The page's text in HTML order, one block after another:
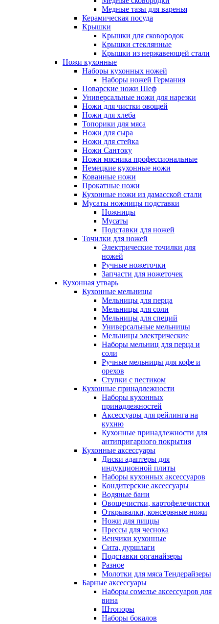
Медные тазы для варенья
Керамическая посуда
Крышки
Крышки для сковородок
Крышки стеклянные
Крышки из нержавеющей стали
Ножи кухонные
Наборы кухонных ножей
Наборы ножей Германия
Поварские ножи Шеф
Универсальные ножи для нарезки
Ножи для чистки овощей
Ножи для хлеба
Топорики для мяса
Ножи для сыра
Ножи для стейка
Ножи Сантоку
Ножи мясника профессиональные
Немецкие кухонные ножи
Кованные ножи
Прокатные ножи
Кухонные ножи из дамасской стали
Мусаты ножницы подставки
Ножницы
Мусаты
Подставки для ножей
Точилки для ножей
Электрические точилки для
ножей
Ручные ножеточки
Запчасти для ножеточек
Кухонная утварь
Кухонные мельницы
Мельницы для перца
Мельницы для соли
Мельницы для специй
Универсальные мельницы
Мельницы электрические
Наборы мельниц для перца и
соли
Ручные мельницы для кофе и
орехов
Ступки с пестиком
Кухонные принадлежности
Наборы кухонных
принадлежностей
Аксессуары для рейлинга на
кухню
Кухонные принадлежности для
антипригарного покрытия
Кухонные аксессуары
Диски адаптеры для
индукционной плиты
Наборы кухонных аксессуаров
Кондитерские аксессуары
Водяные бани
Овощечистки, картофелечистки
Открывалки, консервные ножи
Ножи для пиццы
Прессы для чеснока
Венчики кухонные
Сита, дуршлаги
Подставки органайзеры
Разное
Молотки для мяса Тендерайзеры
Барные аксессуары
Наборы сомелье аксессуаров для
вина
Штопоры
Наборы бокалов